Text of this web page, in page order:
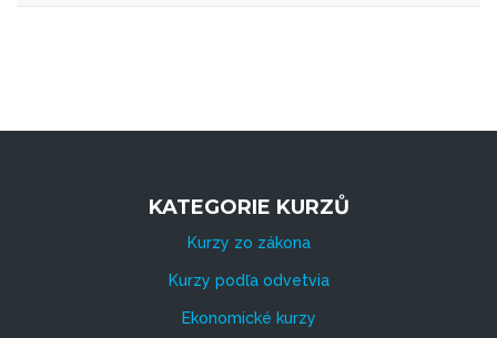
KATEGORIE KURZŮ
Kurzy zo zákona
Kurzy podľa odvetvia
Ekonomické kurzy